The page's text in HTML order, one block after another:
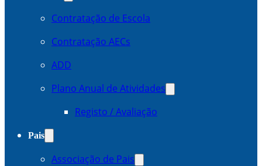
Contratação de Escola
Contratação AECs
ADD
Plano Anual de Atividades
Registo / Avaliação
Pais
Associação de Pais